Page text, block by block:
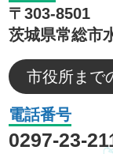
〒303-8501
茨城県常総市
市役所まで
電話番号
0297-23-